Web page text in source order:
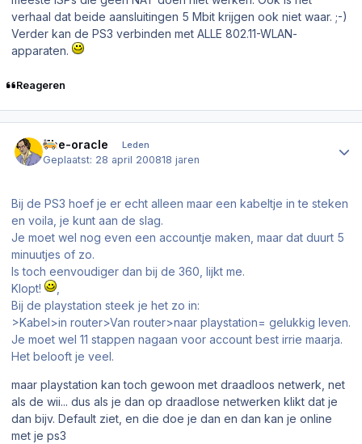
verhaal dat beide aansluitingen 5 Mbit krijgen ook niet waar. ;-)
Verder kan de PS3 verbinden met ALLE 802.11-WLAN-
apparaten.
Reageren
The-oracle Leden
Geplaatst: 28 april 200818 jaren
Bij de PS3 hoef je er echt alleen maar een kabeltje in te steken
en voila, je kunt aan de slag.
Je moet wel nog even een accountje maken, maar dat duurt 5
minuutjes of zo.
Is toch eenvoudiger dan bij de 360, lijkt me.
Klopt!
Bij de playstation steek je het zo in:
>Kabel>in router>Van router>naar playstation= gelukkig leven.
Je moet wel 11 stappen nagaan voor account best irrie maarja.
Het belooft je veel.
maar playstation kan toch gewoon met draadloos netwerk, net
als de wii... dus als je dan op draadlose netwerken klikt dat je
dan bijv. Default ziet, en die doe je dan en dan kan je online
met je ps3